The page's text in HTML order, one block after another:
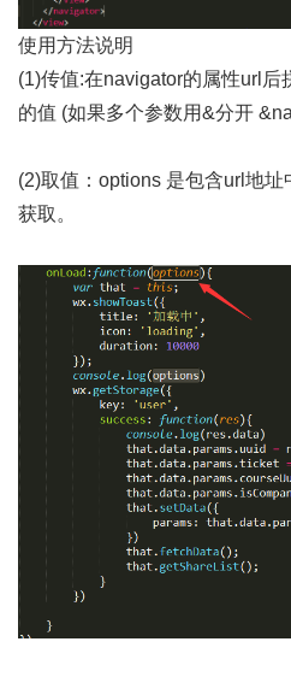
使用方法说明
(1)传值:在navigator的属性url后
的值 (如果多个参数用&分开
(2)取值：options 是包含url地
获取。